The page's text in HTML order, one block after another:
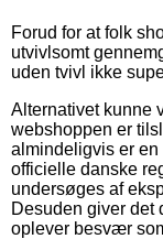
Forud for at folk
utvivlsomt
uden tvivl ikke
Alternativet kunne
webshoppen er
almindeligvis er
officielle danske
undersøges af
Desuden giver det
oplever besvær